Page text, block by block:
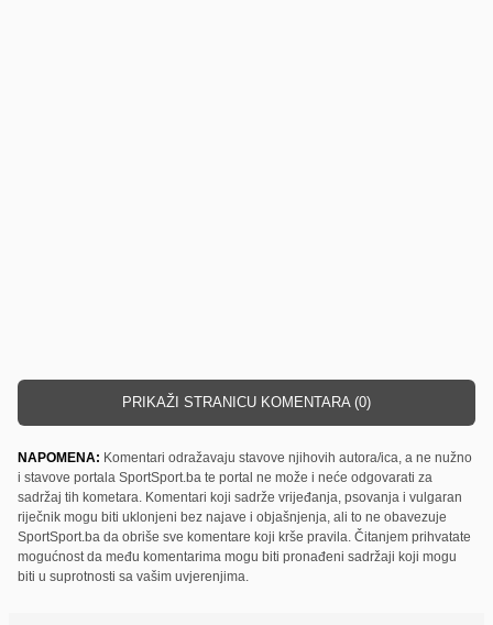
PRIKAŽI STRANICU KOMENTARA (0)
NAPOMENA: Komentari odražavaju stavove njihovih autora/ica, a ne nužno
i stavove portala SportSport.ba te portal ne može i neće odgovarati za
sadržaj tih kometara. Komentari koji sadrže vrijeđanja, psovanja i vulgaran
riječnik mogu biti uklonjeni bez najave i objašnjenja, ali to ne obavezuje
SportSport.ba da obriše sve komentare koji krše pravila. Čitanjem prihvatate
mogućnost da među komentarima mogu biti pronađeni sadržaji koji mogu
biti u suprotnosti sa vašim uvjerenjima.